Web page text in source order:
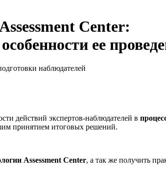
Center:
ее
наблюдателей
действий экспертов-наблюдателей в
принятием итоговых решений.
Assessment Center, а так же получить